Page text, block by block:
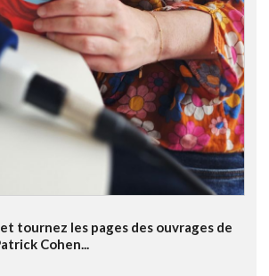
tournez les pages des ouvrages de
Cohen...